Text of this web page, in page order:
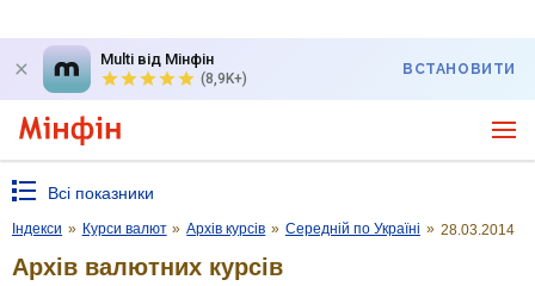
Multi від Мінфін
(8,9K+)
ВСТАНОВИТИ
Всі показники
Індекси » Курси валют » Архів курсів » Середній по Україні » 28.03.2014
Архів валютних курсів